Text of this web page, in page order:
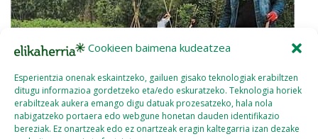
Cookieen baimena kudeatzea
Esperientzia onenak eskaintzeko, gailuen gisako teknologiak erabiltzen
ditugu informazioa gordetzeko eta/edo eskuratzeko. Teknologia horiek
erabiltzeak aukera emango digu datuak prozesatzeko, hala nola
nabigatzeko portaera edo webgune honetan dauden identifikazio
bereziak. Ez onartzeak edo ez onartzeak eragin kaltegarria izan dezake